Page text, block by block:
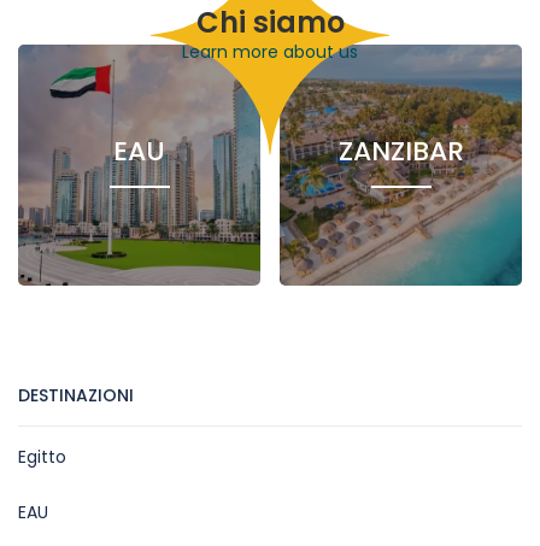
Chi siamo
Learn more about us
4 Nile
Cruises
86
Excursions
5 Hotels
Excursions
EAU ZANZIBAR
DESTINAZIONI
Egitto
EAU